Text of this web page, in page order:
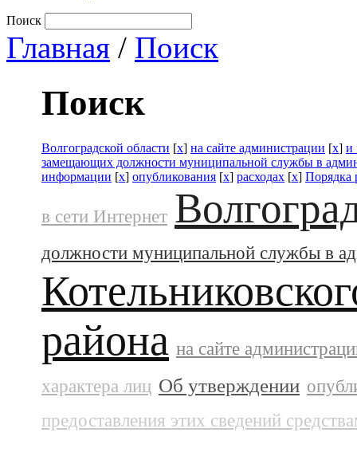
Поиск
Главная / Поиск
Поиск
Волгоградской области [x] на сайте администрации [x] и
замещающих должности муниципальной службы в
информации [x] опубликования [x] расходах [x] Порядка
в сети Интернет
должности муниципальной службы в
района на сайте
характера лиц Об утверждении
предоставления этих сведений